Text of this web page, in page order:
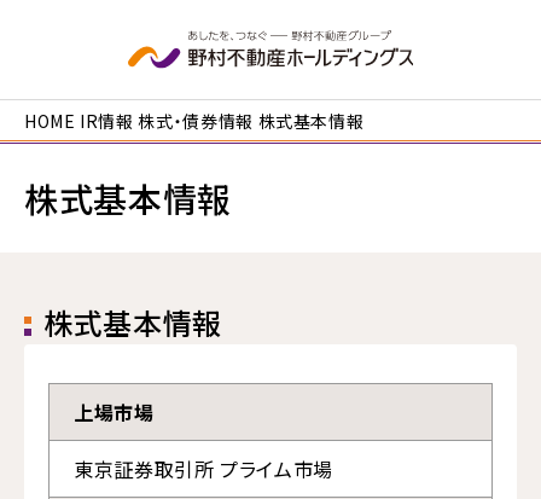
HOME IR情報 株式・債券情報 株式基本情報
株式基本情報
株式基本情報
上場市場
東京証券取引所 プライム市場